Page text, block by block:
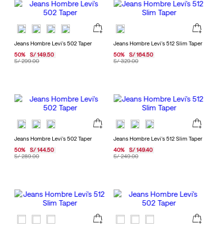
Jeans Hombre Levi's 502 Taper
S/ 299.00
50% S/ 149.50
Jeans Hombre Levi's 512 Slim Taper
S/ 329.00
50% S/ 164.50
Jeans Hombre Levi's 502 Taper
S/ 289.00
50% S/ 144.50
Jeans Hombre Levi's 512 Slim Taper
S/ 249.00
40% S/ 149.40